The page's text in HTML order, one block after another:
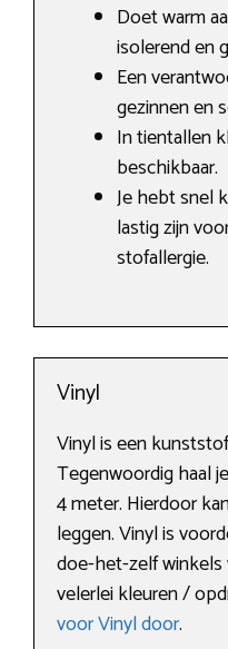
Doet warm
isolerend en
Een
gezinnen en
In tientallen
beschikbaar.
Je hebt snel
lastig zijn
stofallergie.
Vinyl
Vinyl is een
Tegenwoordig haal
4 meter. Hierdoor
leggen. Vinyl is
doe-het-zelf
velerlei kleuren /
voor Vinyl door.